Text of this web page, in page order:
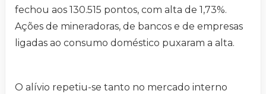
fechou aos 130.515 pontos, com alta de 1,73%.
Ações de mineradoras, de bancos e de empresas
ligadas ao consumo doméstico puxaram a alta.
O alívio repetiu-se tanto no mercado interno